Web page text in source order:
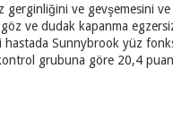
ve gevşemesini
ve dudak kapanma
Sunnybrook yüz
grubuna göre 20,4